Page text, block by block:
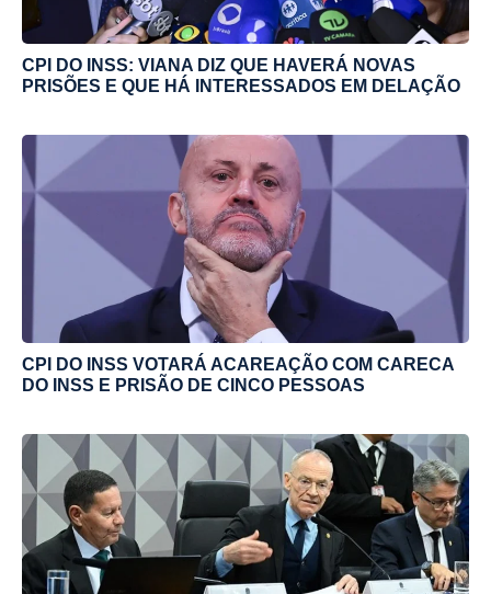
CPI DO INSS: VIANA DIZ QUE HAVERÁ NOVAS
PRISÕES E QUE HÁ INTERESSADOS EM DELAÇÃO
CPI DO INSS VOTARÁ ACAREAÇÃO COM CARECA
DO INSS E PRISÃO DE CINCO PESSOAS